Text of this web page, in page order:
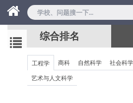
综合排名
工程学 商科 自然科学 社会科学
艺术与人文科学